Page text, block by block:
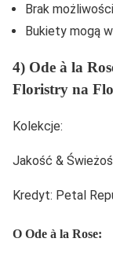
Brak
Bukiety mogą
4) Ode à la
Floristry na
Kolekcje:
Jakość &
Kredyt: Petal
O Ode à la Rose: